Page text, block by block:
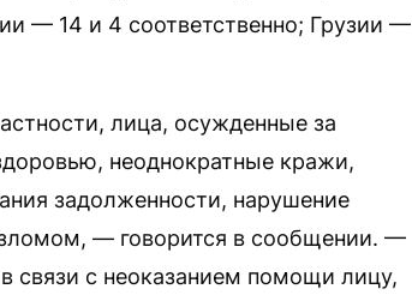
— 14 и 4 соответственно; Грузии —
лица, осужденные за
неоднократные кражи,
задолженности, нарушение
— говорится в сообщении. —
связи с неоказанием помощи лицу,